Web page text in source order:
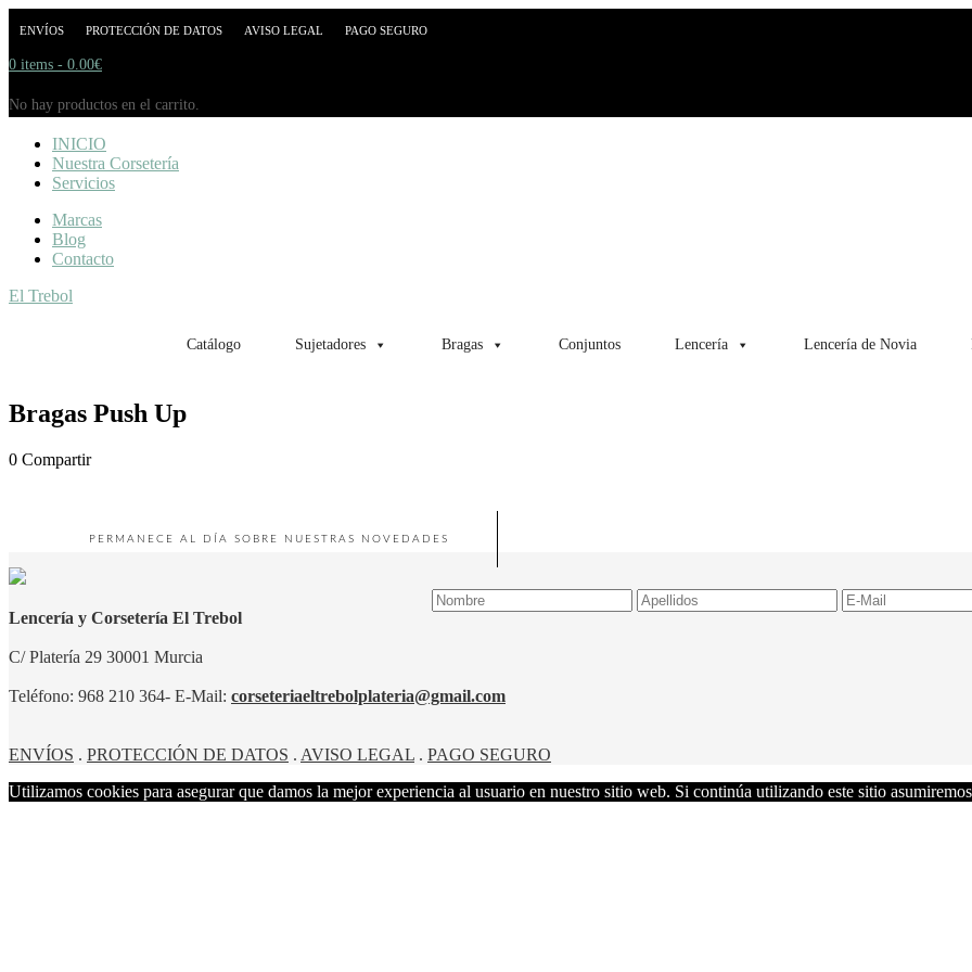
ENVÍOS PROTECCIÓN DE DATOS AVISO LEGAL PAGO SEGURO
0 items - 0.00€
No hay productos en el carrito.
INICIO
Nuestra Corsetería
Servicios
Marcas
Blog
Contacto
El Trebol
Catálogo Sujetadores Bragas Conjuntos Lencería Lencería de Novia
Bragas Push Up
0 Compartir
PERMANECE AL DÍA SOBRE NUESTRAS NOVEDADES
Lencería y Corsetería El Trebol
C/ Platería 29 30001 Murcia
Teléfono: 968 210 364- E-Mail: corseteriaeltrebolplateria@gmail.com
ENVÍOS . PROTECCIÓN DE DATOS . AVISO LEGAL . PAGO SEGURO
Utilizamos cookies para asegurar que damos la mejor experiencia al usuario en nuestro sitio web. Si continúa utilizando este sitio